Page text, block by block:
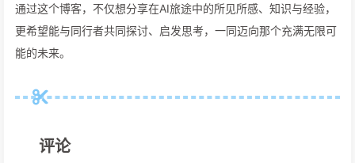
通过这个博客，不仅想分享在AI旅途中的所见所感、知识与经验，
更希望能与同行者共同探讨、启发思考，一同迈向那个充满无限可
能的未来。
评论